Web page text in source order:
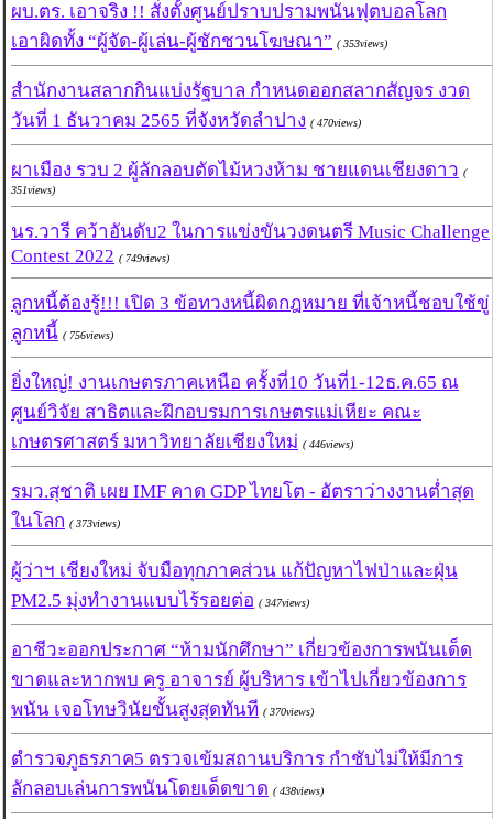
ผบ.ตร. เอาจริง !! สั่งตั้งศูนย์ปราบปรามพนันฟุตบอลโลก
เอาผิดทั้ง “ผู้จัด-ผู้เล่น-ผู้ชักชวนโฆษณา” ( 353views)
สำนักงานสลากกินแบ่งรัฐบาล กำหนดออกสลากสัญจร งวด
วันที่ 1 ธันวาคม 2565 ที่จังหวัดลำปาง ( 470views)
ผาเมือง รวบ 2 ผู้ลักลอบตัดไม้หวงห้าม ชายแดนเชียงดาว (
351views)
นร.วารี คว้าอันดับ2 ในการแข่งขันวงดนตรี Music Challenge
Contest 2022 ( 749views)
ลูกหนี้ต้องรู้!!! เปิด 3 ข้อทวงหนี้ผิดกฎหมาย ที่เจ้าหนี้ชอบใช้ขู่
ลูกหนี้ ( 756views)
ยิ่งใหญ่! งานเกษตรภาคเหนือ ครั้งที่10 วันที่1-12ธ.ค.65 ณ
ศูนย์วิจัย สาธิตและฝึกอบรมการเกษตรแม่เหียะ คณะ
เกษตรศาสตร์ มหาวิทยาลัยเชียงใหม่ ( 446views)
รมว.สุชาติ เผย IMF คาด GDP ไทยโต - อัตราว่างงานต่ำสุด
ในโลก ( 373views)
ผู้ว่าฯ เชียงใหม่ จับมือทุกภาคส่วน แก้ปัญหาไฟป่าและฝุ่น
PM2.5 มุ่งทำงานแบบไร้รอยต่อ ( 347views)
อาชีวะออกประกาศ “ห้ามนักศึกษา” เกี่ยวข้องการพนันเด็ด
ขาดและหากพบ ครู อาจารย์ ผู้บริหาร เข้าไปเกี่ยวข้องการ
พนัน เจอโทษวินัยขั้นสูงสุดทันที ( 370views)
ตำรวจภูธรภาค5 ตรวจเข้มสถานบริการ กำชับไม่ให้มีการ
ลักลอบเล่นการพนันโดยเด็ดขาด ( 438views)